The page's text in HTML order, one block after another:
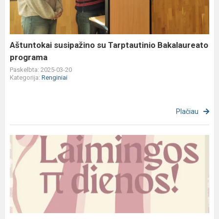
Bakalaureato
programa
Aštuntokai susipažino su Tarptautinio Bakalaureato
programa
Paskelbta: 2025-03-20
Kategorija: Renginiai
Plačiau
Pi
skaičiaus
diena